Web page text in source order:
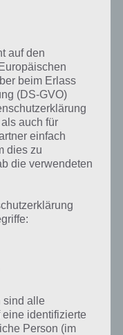
auf Facebook
Serie
auf den
beim Erlass
(DS-GVO)
auch für
einfach
dies zu
die verwendeten
sind alle
eine identifizierte
Person (im